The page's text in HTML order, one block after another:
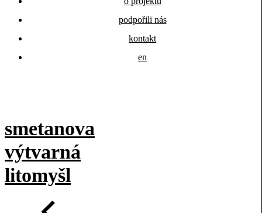
podpořili nás
kontakt
en
smetanova
výtvarná
litomyšl